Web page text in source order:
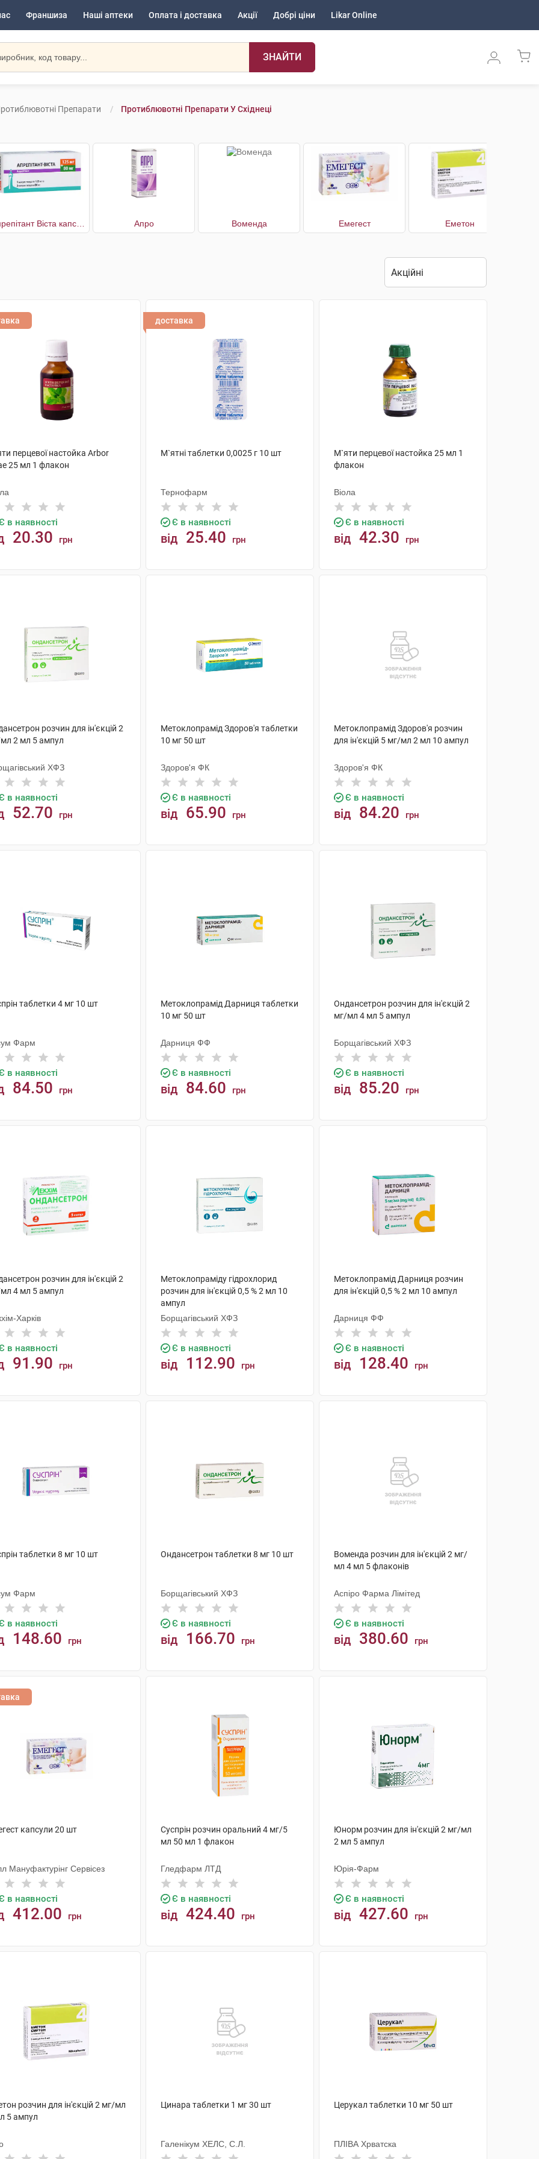
Франшиза Наші аптеки Оплата і доставка Акції Добрі ціни Likar Online
ЗНАЙТИ
Препарати Протиблювотні Препарати У Східнеці
Апро Воменда Емегест Еметон
перцевої настойка Arbor
25 мл 1 флакон
в наявності
20.30 грн
доставка
М`ятні таблетки 0,0025 г 10 шт
Тернофарм
Є в наявності
від 25.40 грн
М`яти перцевої настойка 25 мл 1
флакон
Віола
Є в наявності
від 42.30 грн
розчин для ін'єкцій 2
2 мл 5 ампул
ХФЗ
в наявності
52.70 грн
Метоклопрамід Здоров'я таблетки
10 мг 50 шт
Здоров'я ФК
Є в наявності
від 65.90 грн
Метоклопрамід Здоров'я розчин
для ін'єкцій 5 мг/мл 2 мл 10 ампул
Здоров'я ФК
Є в наявності
від 84.20 грн
таблетки 4 мг 10 шт
Фарм
в наявності
84.50 грн
Метоклопрамід Дарниця таблетки
10 мг 50 шт
Дарниця ФФ
Є в наявності
від 84.60 грн
Ондансетрон розчин для ін'єкцій 2
мг/мл 4 мл 5 ампул
Борщагівський ХФЗ
Є в наявності
від 85.20 грн
розчин для ін'єкцій 2
4 мл 5 ампул
Харків
в наявності
91.90 грн
Метоклопраміду гідрохлорид
розчин для ін'єкцій 0,5 % 2 мл 10
ампул
Борщагівський ХФЗ
Є в наявності
від 112.90 грн
Метоклопрамід Дарниця розчин
для ін'єкцій 0,5 % 2 мл 10 ампул
Дарниця ФФ
Є в наявності
від 128.40 грн
таблетки 8 мг 10 шт
Фарм
в наявності
148.60 грн
Ондансетрон таблетки 8 мг 10 шт
Борщагівський ХФЗ
Є в наявності
від 166.70 грн
Воменда розчин для ін'єкцій 2 мг/
мл 4 мл 5 флаконів
Аспіро Фарма Лімітед
Є в наявності
від 380.60 грн
капсули 20 шт
Мануфактурінг Сервісез
в наявності
412.00 грн
Суспрін розчин оральний 4 мг/5
мл 50 мл 1 флакон
Гледфарм ЛТД
Є в наявності
від 424.40 грн
Юнорм розчин для ін'єкцій 2 мг/мл
2 мл 5 ампул
Юрія-Фарм
Є в наявності
від 427.60 грн
розчин для ін'єкцій 2 мг/мл
5 ампул
Цинара таблетки 1 мг 30 шт
Галенікум ХЕЛС, С.Л.
Церукал таблетки 10 мг 50 шт
ПЛІВА Хрватска